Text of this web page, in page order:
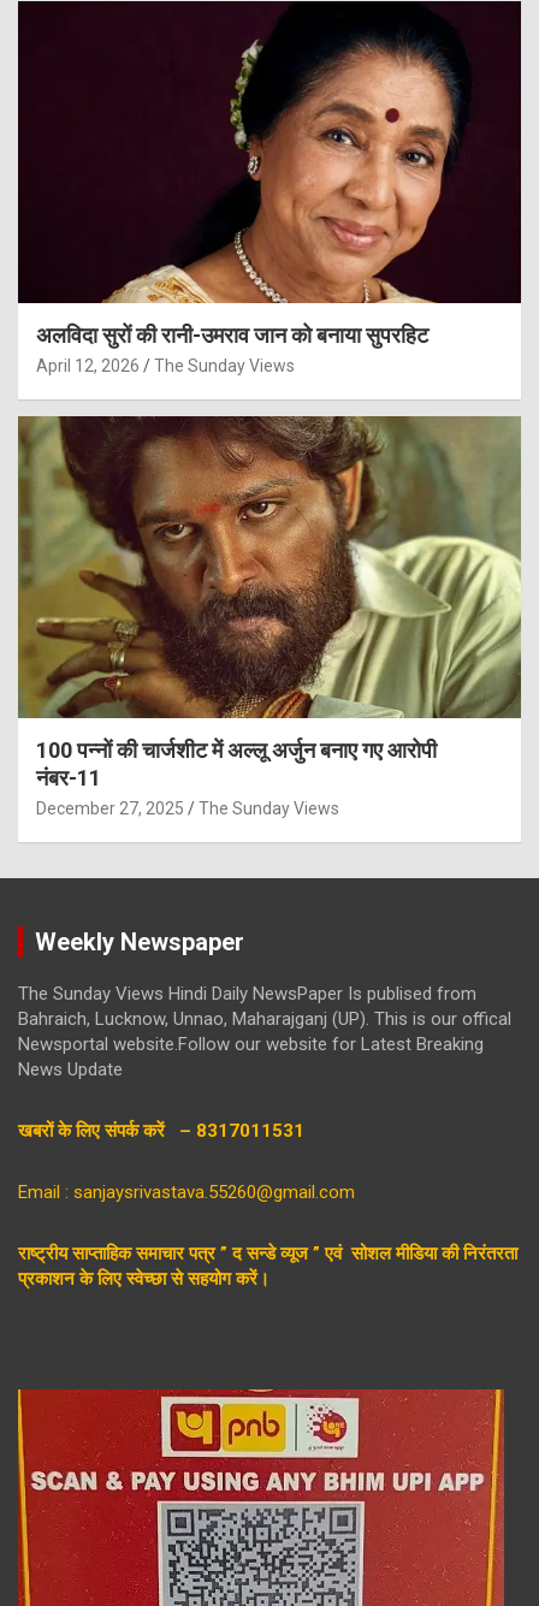
अलविदा सुरों की रानी-उमराव जान को बनाया सुपरहिट
April 12, 2026 The Sunday Views
100 पन्नों की चार्जशीट में अल्लू अर्जुन बनाए गए आरोपी
नंबर-11
December 27, 2025 The Sunday Views
Weekly Newspaper
The Sunday Views Hindi Daily NewsPaper Is publised from
Bahraich, Lucknow, Unnao, Maharajganj (UP). This is our offical
Newsportal website.Follow our website for Latest Breaking
News Update
खबरों के लिए संपर्क करें – 8317011531
Email : sanjaysrivastava.55260@gmail.com
राष्ट्रीय साप्ताहिक समाचार पत्र ” द सन्डे व्यूज ” एवं सोशल मीडिया की निरंतरता
प्रकाशन के लिए स्वेच्छा से सहयोग करें।